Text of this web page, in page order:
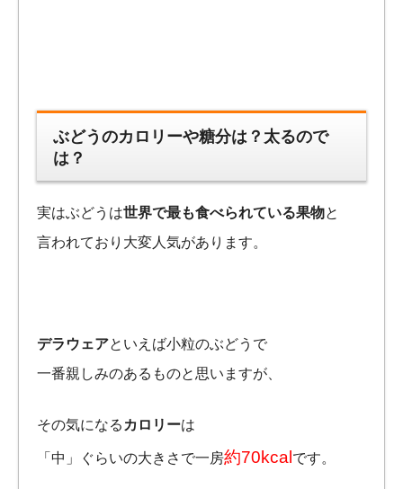
ぶどうのカロリーや糖分は？太るので
は？
実はぶどうは世界で最も食べられている果物と
言われており大変人気があります。
デラウェアといえば小粒のぶどうで
一番親しみのあるものと思いますが、
その気になる カロリーは
「中」ぐらいの大きさで一房約70kcalです。